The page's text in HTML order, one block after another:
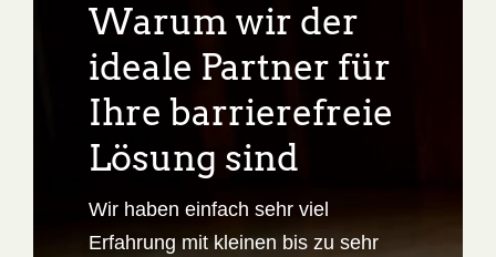
Warum wir der
ideale Partner für
Ihre barrierefreie
Lösung sind
Wir haben einfach sehr viel
Erfahrung mit kleinen bis zu sehr